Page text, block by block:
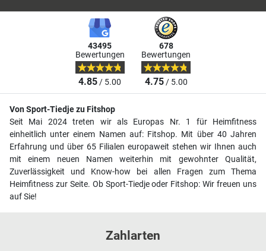
43495
Bewertungen
4.85/ 5.00
678
Bewertungen
4.75/ 5.00
Von Sport-Tiedje zu Fitshop
Seit Mai 2024 treten wir als Europas Nr. 1 für Heimfitness
einheitlich unter einem Namen auf: Fitshop. Mit über 40 Jahren
Erfahrung und über 65 Filialen europaweit stehen wir Ihnen auch
mit einem neuen Namen weiterhin mit gewohnter Qualität,
Zuverlässigkeit und Know-how bei allen Fragen zum Thema
Heimfitness zur Seite. Ob Sport-Tiedje oder Fitshop: Wir freuen uns
auf Sie!
Zahlarten